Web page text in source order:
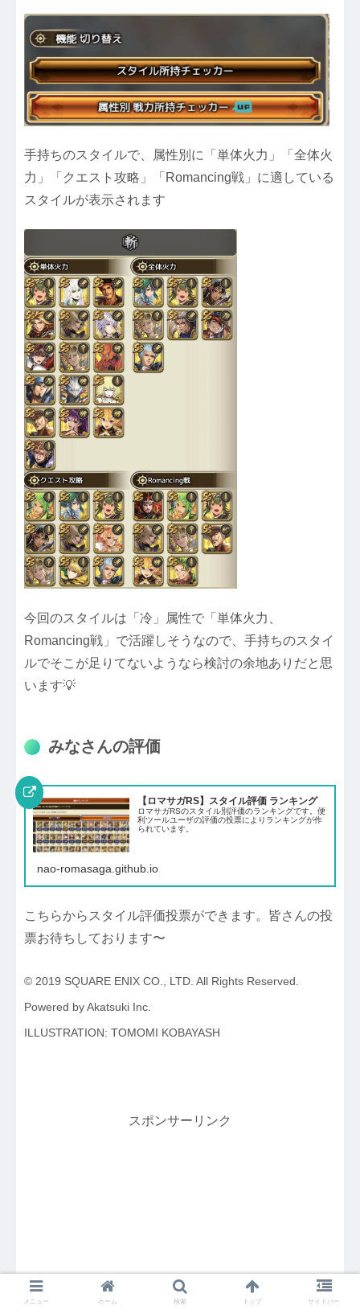
手持ちのスタイルで、属性別に「単体火力」「全体火
力」「クエスト攻略」「Romancing戦」に適している
スタイルが表示されます
今回のスタイルは「冷」属性で「単体火力、
Romancing戦」で活躍しそうなので、手持ちのスタイ
ルでそこが足りてないようなら検討の余地ありだと思
います💡
みなさんの評価
【ロマサガRS】スタイル評価 ランキング
ロマサガRSのスタイル別評価のランキングです。便
利ツールユーザの評価の投票によりランキングが作
られています。
nao-romasaga.github.io
こちらからスタイル評価投票ができます。皆さんの投
票お待ちしております〜
© 2019 SQUARE ENIX CO., LTD. All Rights Reserved.
Powered by Akatsuki Inc.
ILLUSTRATION: TOMOMI KOBAYASH
スポンサーリンク
メニュー ホーム 検索 トップ サイドバー